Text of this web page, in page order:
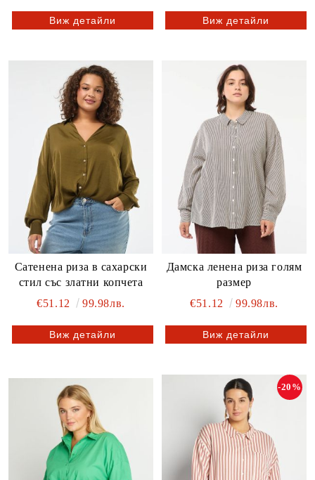
Виж детайли Виж детайли
Сатенена риза в сахарски
стил със златни копчета
€51.12
99.98лв.
Виж детайли
Дамска ленена риза голям
размер
€51.12
99.98лв.
Виж детайли
-20%